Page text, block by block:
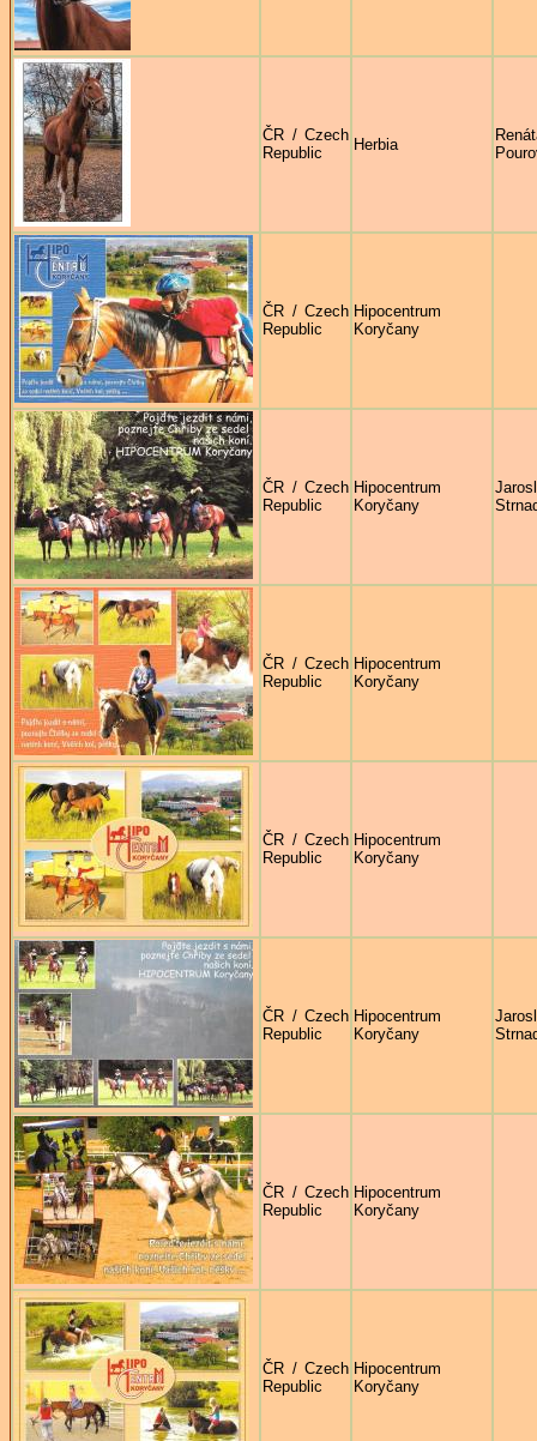
ČR / Czech
Republic
Herbia
ČR / Czech
Republic
Hipocentrum
Koryčany
ČR / Czech
Republic
Hipocentrum
Koryčany
ČR / Czech
Republic
Hipocentrum
Koryčany
ČR / Czech
Republic
Hipocentrum
Koryčany
ČR / Czech
Republic
Hipocentrum
Koryčany
ČR / Czech
Republic
Hipocentrum
Koryčany
ČR / Czech
Republic
Hipocentrum
Koryčany